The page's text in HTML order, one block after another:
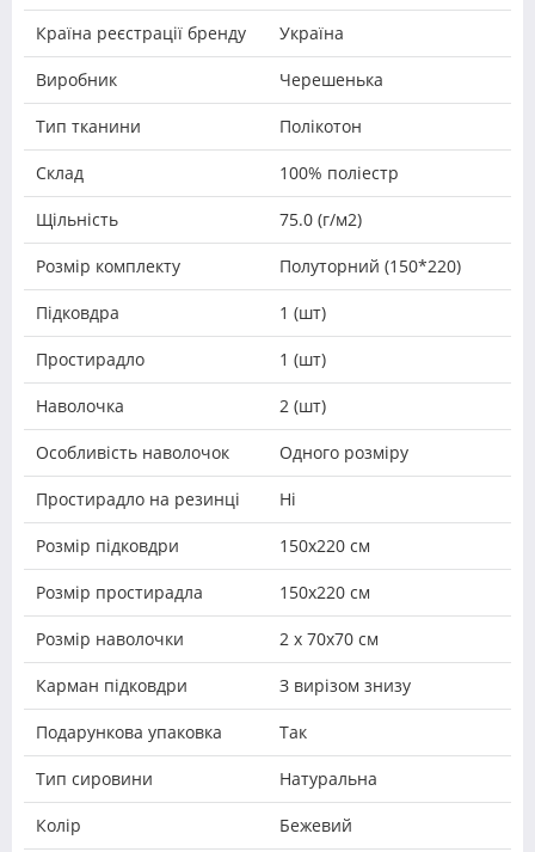
Країна реєстрації бренду Україна
Виробник Черешенька
Тип тканини Полікотон
Склад 100% поліестр
Щільність 75.0 (г/м2)
Розмір комплекту Полуторний (150*220)
Підковдра 1 (шт)
Простирадло 1 (шт)
Наволочка 2 (шт)
Особливість наволочок Одного розміру
Простирадло на резинці Ні
Розмір підковдри 150х220 см
Розмір простирадла 150х220 см
Розмір наволочки 2 х 70х70 см
Карман підковдри З вирізом знизу
Подарункова упаковка Так
Тип сировини Натуральна
Колір Бежевий